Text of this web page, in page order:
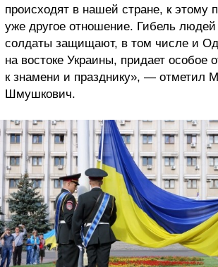
происходят в нашей стране, к этому
уже другое отношение. Гибель
солдаты защищают, в том числе и
на востоке Украины, придает особое
к знамени и празднику», — отметил
Шмушкович.